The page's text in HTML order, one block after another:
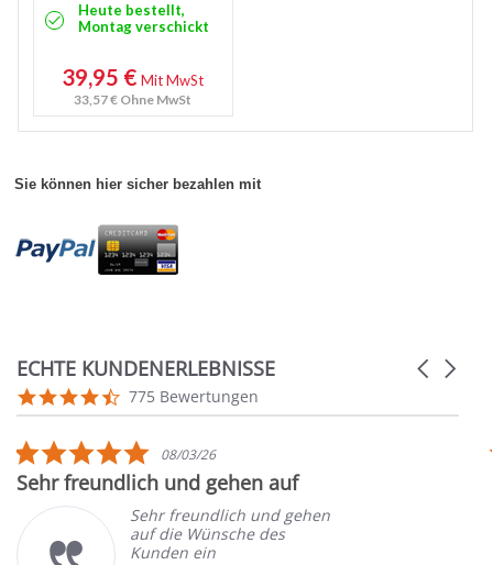
Heute bestellt,
Montag verschickt
39,95 €Mit MwSt
33,57 € Ohne MwSt
Sie können hier sicher bezahlen mit
ECHTE KUNDENERLEBNISSE
Reviews
carousel
Carousel
4.7
star
775 Bewertungen
5.0
star
rating
08/03/26
freundlich und gehen auf
Sehr freundlich und gehen
auf die Wünsche des
Kunden ein